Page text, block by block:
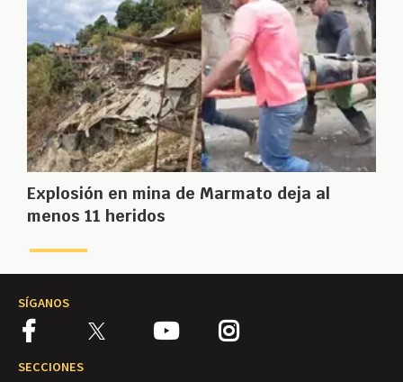
Explosión en mina de Marmato deja al
menos 11 heridos
SÍGANOS
SECCIONES